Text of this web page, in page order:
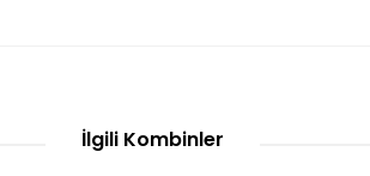
İlgili Kombinler